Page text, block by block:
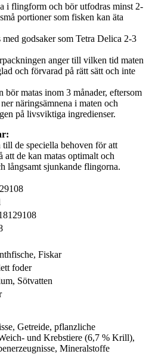
i flingform och bör utfodras minst 2-
portioner som fisken kan äta
godsaker som Tetra Delica 2-3
anger till vilken tid maten
och förvarad på rätt sätt och inte
bör matas inom 3 månader, eftersom
näringsämnena i maten och
på livsviktiga ingredienser.
till de speciella behoven för att
att de kan matas optimalt och
långsamt sjunkande flingorna.
Fiskar
foder
Sötvatten
Getreide, pflanzliche
und Krebstiere (6,7 % Krill),
Mineralstoffe